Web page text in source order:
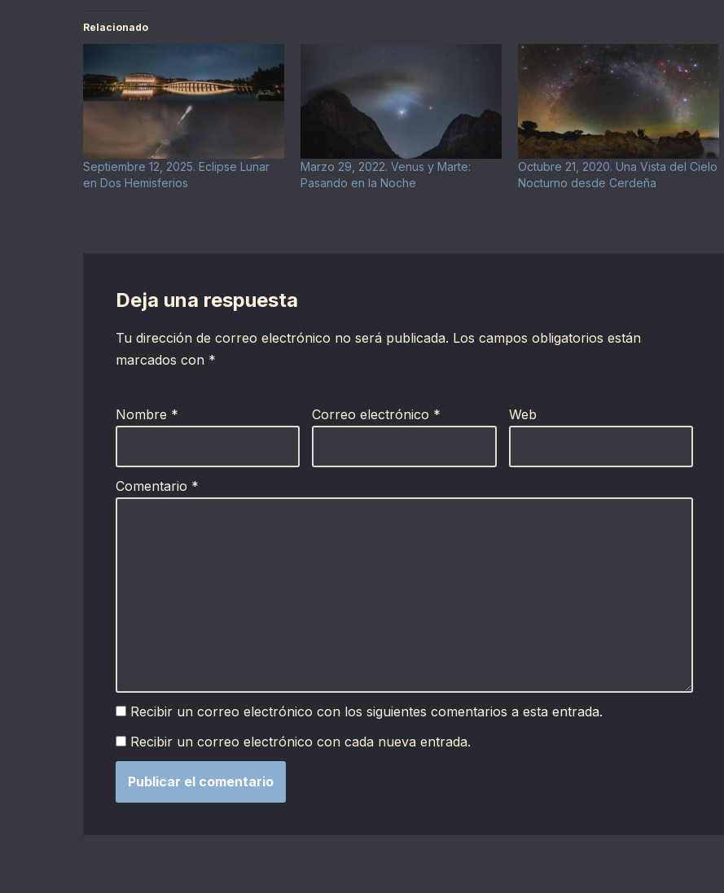
Relacionado
Septiembre 12, 2025. Eclipse Lunar
en Dos Hemisferios
Marzo 29, 2022. Venus y Marte:
Pasando en la Noche
Octubre 21, 2020. Una Vista del Cielo
Nocturno desde Cerdeña
Deja una respuesta
Tu dirección de correo electrónico no será publicada. Los campos obligatorios están
marcados con *
Nombre * Correo electrónico * Web
Comentario *
Recibir un correo electrónico con los siguientes comentarios a esta entrada.
Recibir un correo electrónico con cada nueva entrada.